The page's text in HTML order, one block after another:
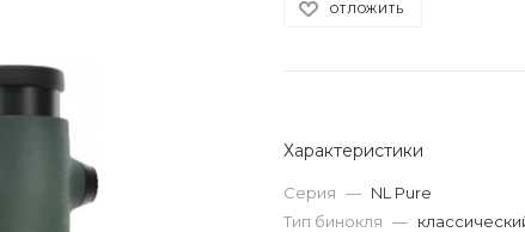
ОТЛОЖИТЬ
Характеристики
Серия — NL Pure
Тип бинокля —